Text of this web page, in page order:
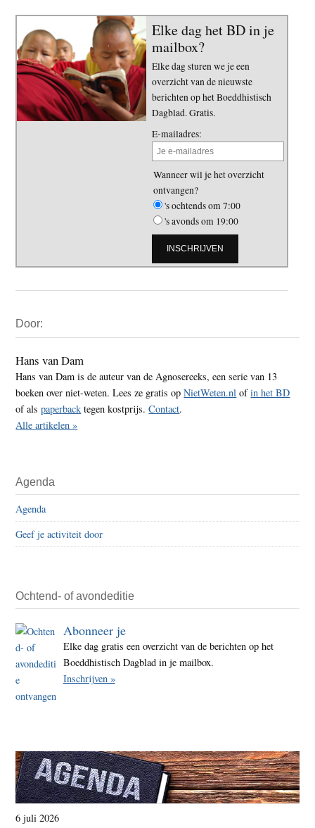
Elke dag het BD in je
mailbox?
Elke dag sturen we je een
overzicht van de nieuwste
berichten op het Boeddhistisch
Dagblad. Gratis.
E-mailadres:
Wanneer wil je het overzicht
ontvangen?
's ochtends om 7:00
's avonds om 19:00
Sidebar
Door:
Hans van Dam
Hans van Dam is de auteur van de Agnosereeks, een serie van 13
boeken over niet-weten. Lees ze gratis opNietWeten.nl ofin het BD
of alspaperback tegen kostprijs.Contact.
Alle artikelen »
Agenda
Agenda
Geef je activiteit door
Ochtend- of avondeditie
Abonneer je
Elke dag gratis een overzicht van de berichten op het
Boeddhistisch Dagblad in je mailbox.
Inschrijven »
6 juli 2026